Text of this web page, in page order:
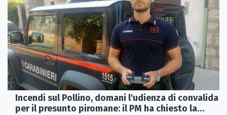
Incendi sul Pollino, domani l'udienza di convalida
per il presunto piromane: il PM ha chiesto la